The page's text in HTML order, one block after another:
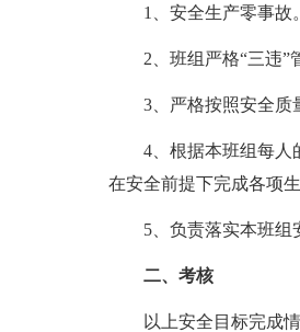
1、安全生产零事故。
2、班组严格“三违”
3、严格按照安全质
4、根据本班组每人
在安全前提下完成各项生
5、负责落实本班组
二、考核
以上安全目标完成